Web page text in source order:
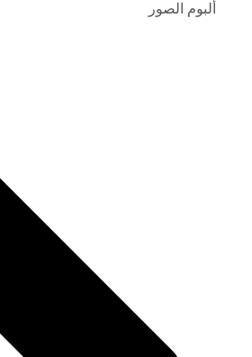
ألبوم الصور